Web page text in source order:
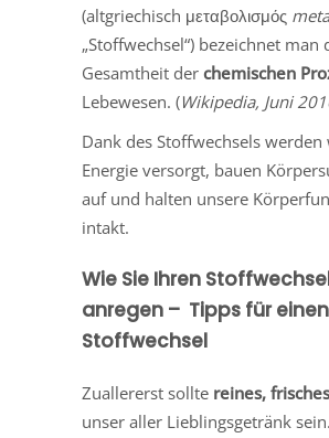
(altgriechisch μεταβολισμός
„Stoffwechsel“) bezeichnet man
Gesamtheit der chemischen
Lebewesen. (Wikipedia, Juni
Dank des Stoffwechsels
Energie versorgt, bauen
auf und halten unsere
intakt.
Wie Sie Ihren
anregen – Tipps für
Stoffwechsel
Zuallererst sollte reines,
unser aller Lieblingsgetränk